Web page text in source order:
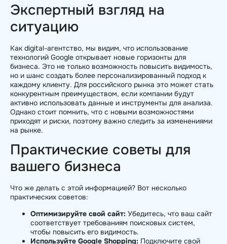
Экспертный взгляд на
ситуацию
Как digital-агентство, мы видим, что использование
технологий Google открывает новые горизонты для
бизнеса. Это не только возможность повысить видимость,
но и шанс создать более персонализированный подход к
каждому клиенту. Для российского рынка это может стать
конкурентным преимуществом, если компании будут
активно использовать данные и инструменты для анализа.
Однако стоит помнить, что с новыми возможностями
приходят и риски, поэтому важно следить за изменениями
на рынке.
Практические советы для
вашего бизнеса
Что же делать с этой информацией? Вот несколько
практических советов:
Оптимизируйте свой сайт: Убедитесь, что ваш сайт
соответствует требованиям поисковых систем,
чтобы повысить его видимость.
Используйте Google Shopping: Подключите свой